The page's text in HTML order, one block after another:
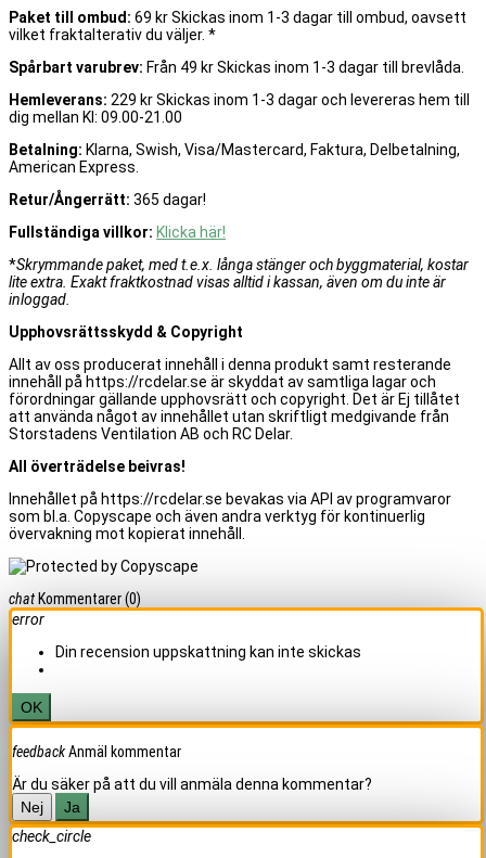
Paket till ombud: 69 kr Skickas inom 1-3 dagar till ombud, oavsett
vilket fraktalterativ du väljer. *
Spårbart varubrev: Från 49 kr Skickas inom 1-3 dagar till brevlåda.
Hemleverans: 229 kr Skickas inom 1-3 dagar och levereras hem till
dig mellan Kl: 09.00-21.00
Betalning: Klarna, Swish, Visa/Mastercard, Faktura, Delbetalning,
American Express.
Retur/Ångerrätt: 365 dagar!
Fullständiga villkor: Klicka här!
*Skrymmande paket, med t.e.x. långa stänger och byggmaterial, kostar
lite extra. Exakt fraktkostnad visas alltid i kassan, även om du inte är
inloggad.
Upphovsrättsskydd & Copyright
Allt av oss producerat innehåll i denna produkt samt resterande
innehåll på https://rcdelar.se är skyddat av samtliga lagar och
förordningar gällande upphovsrätt och copyright. Det är Ej tillåtet
att använda något av innehållet utan skriftligt medgivande från
Storstadens Ventilation AB och RC Delar.
All överträdelse beivras!
Innehållet på https://rcdelar.se bevakas via API av programvaror
som bl.a. Copyscape och även andra verktyg för kontinuerlig
övervakning mot kopierat innehåll.
chatKommentarer(0)
error
Din recension uppskattning kan inte skickas
OK
feedbackAnmäl kommentar
Är du säker på att du vill anmäla denna kommentar?
Nej
Ja
check_circle